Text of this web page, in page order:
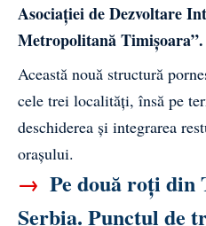
Asociației de Dezvoltare
Metropolitană Timișoara”.
Această nouă structură
cele trei localități, însă pe
deschiderea și integrarea
orașului.
→ Pe două roți din
Serbia. Punctul de